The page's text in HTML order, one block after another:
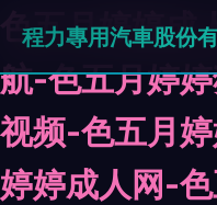
色五月婷婷成
航-色五月婷
视频-色五月
婷婷成人网-